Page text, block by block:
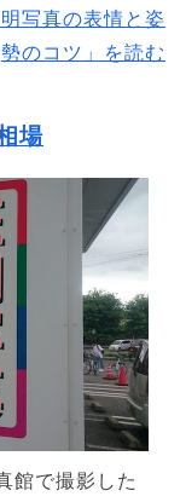
写真の表情と姿
勢のコツ」を読む
場
館で撮影した